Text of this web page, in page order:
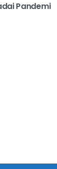
Pandemi